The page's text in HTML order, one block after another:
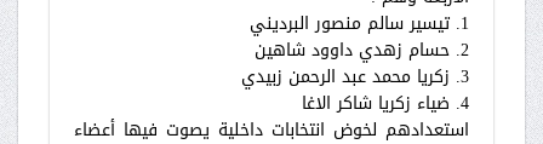
1. تيسير سالم منصور البرديني
2. حسام زهدي داوود شاهين
3. زكريا محمد عبد الرحمن زبيدي
4. ضياء زكريا شاكر الاغا
استعدادهم لخوض انتخابات داخلية يصوت فيها أعضاء